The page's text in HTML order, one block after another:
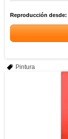
Reproducción desde:
Pintura